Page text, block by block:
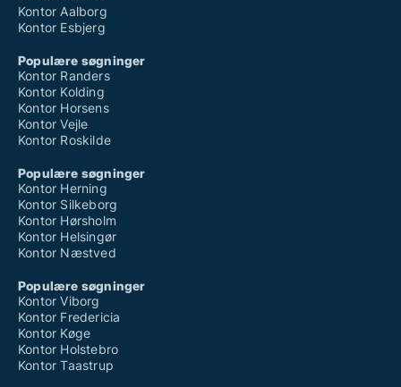
Kontor Aalborg
Kontor Esbjerg
Populære søgninger
Kontor Randers
Kontor Kolding
Kontor Horsens
Kontor Vejle
Kontor Roskilde
Populære søgninger
Kontor Herning
Kontor Silkeborg
Kontor Hørsholm
Kontor Helsingør
Kontor Næstved
Populære søgninger
Kontor Viborg
Kontor Fredericia
Kontor Køge
Kontor Holstebro
Kontor Taastrup